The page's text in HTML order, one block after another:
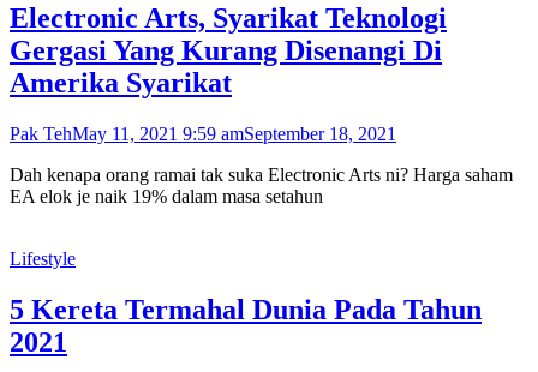
Electronic Arts, Syarikat Teknologi
Gergasi Yang Kurang Disenangi Di
Amerika Syarikat
Pak TehMay 11, 2021 9:59 amSeptember 18, 2021
Dah kenapa orang ramai tak suka Electronic Arts ni? Harga saham
EA elok je naik 19% dalam masa setahun
Lifestyle
5 Kereta Termahal Dunia Pada Tahun
2021